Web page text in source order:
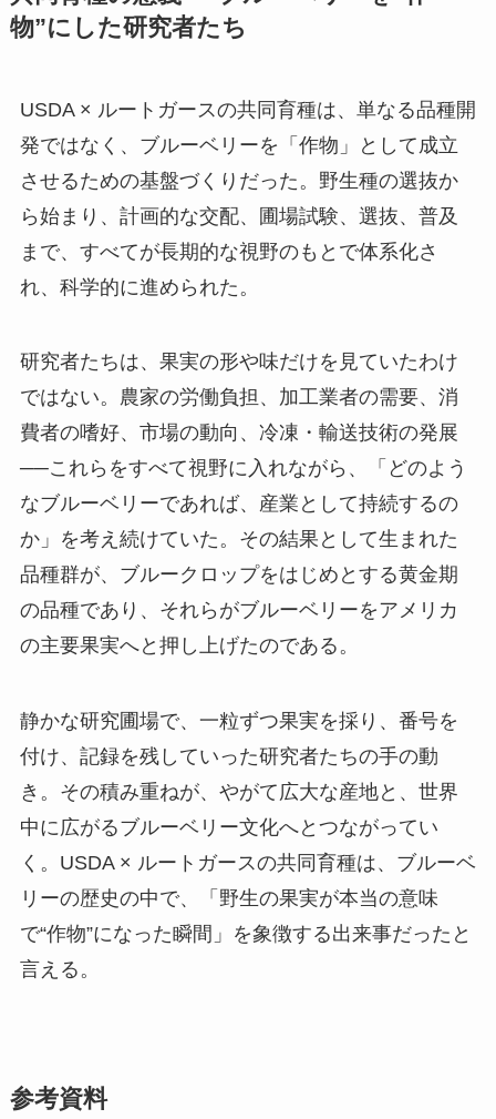
物”にした研究者たち
USDA × ルートガースの共同育種は、単なる品種開
発ではなく、ブルーベリーを「作物」として成立
させるための基盤づくりだった。野生種の選抜か
ら始まり、計画的な交配、圃場試験、選抜、普及
まで、すべてが長期的な視野のもとで体系化さ
れ、科学的に進められた。
研究者たちは、果実の形や味だけを見ていたわけ
ではない。農家の労働負担、加工業者の需要、消
費者の嗜好、市場の動向、冷凍・輸送技術の発展
──これらをすべて視野に入れながら、「どのよう
なブルーベリーであれば、産業として持続するの
か」を考え続けていた。その結果として生まれた
品種群が、ブルークロップをはじめとする黄金期
の品種であり、それらがブルーベリーをアメリカ
の主要果実へと押し上げたのである。
静かな研究圃場で、一粒ずつ果実を採り、番号を
付け、記録を残していった研究者たちの手の動
き。その積み重ねが、やがて広大な産地と、世界
中に広がるブルーベリー文化へとつながってい
く。USDA × ルートガースの共同育種は、ブルーベ
リーの歴史の中で、「野生の果実が本当の意味
で“作物”になった瞬間」を象徴する出来事だったと
言える。
参考資料